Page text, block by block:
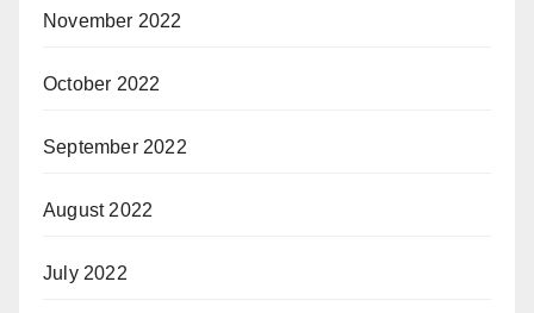
November 2022
October 2022
September 2022
August 2022
July 2022